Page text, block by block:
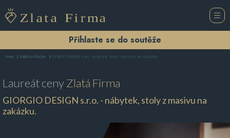
Přihlaste se do soutěže
Domů Truhlářství Toužim GIORGIO DESIGN s.r.o. - nábytek, stoly z masivu na zakázku.
Laureát cenyZlatá Firma
GIORGIO DESIGN s.r.o. - nábytek, stoly z masivu na
zakázku.